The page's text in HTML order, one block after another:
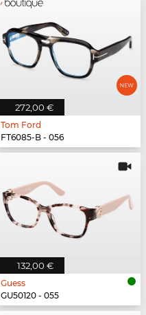
272,00 €
Tom Ford
FT6085-B - 056
132,00 €
Guess
GU50120 - 055